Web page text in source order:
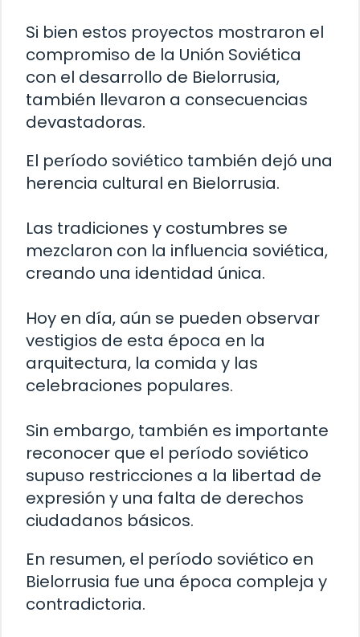
Si bien estos proyectos mostraron el
compromiso de la Unión Soviética
con el desarrollo de Bielorrusia,
también llevaron a consecuencias
devastadoras.
El período soviético también dejó una
herencia cultural en Bielorrusia.
Las tradiciones y costumbres se
mezclaron con la influencia soviética,
creando una identidad única.
Hoy en día, aún se pueden observar
vestigios de esta época en la
arquitectura, la comida y las
celebraciones populares.
Sin embargo, también es importante
reconocer que el período soviético
supuso restricciones a la libertad de
expresión y una falta de derechos
ciudadanos básicos.
En resumen, el período soviético en
Bielorrusia fue una época compleja y
contradictoria.